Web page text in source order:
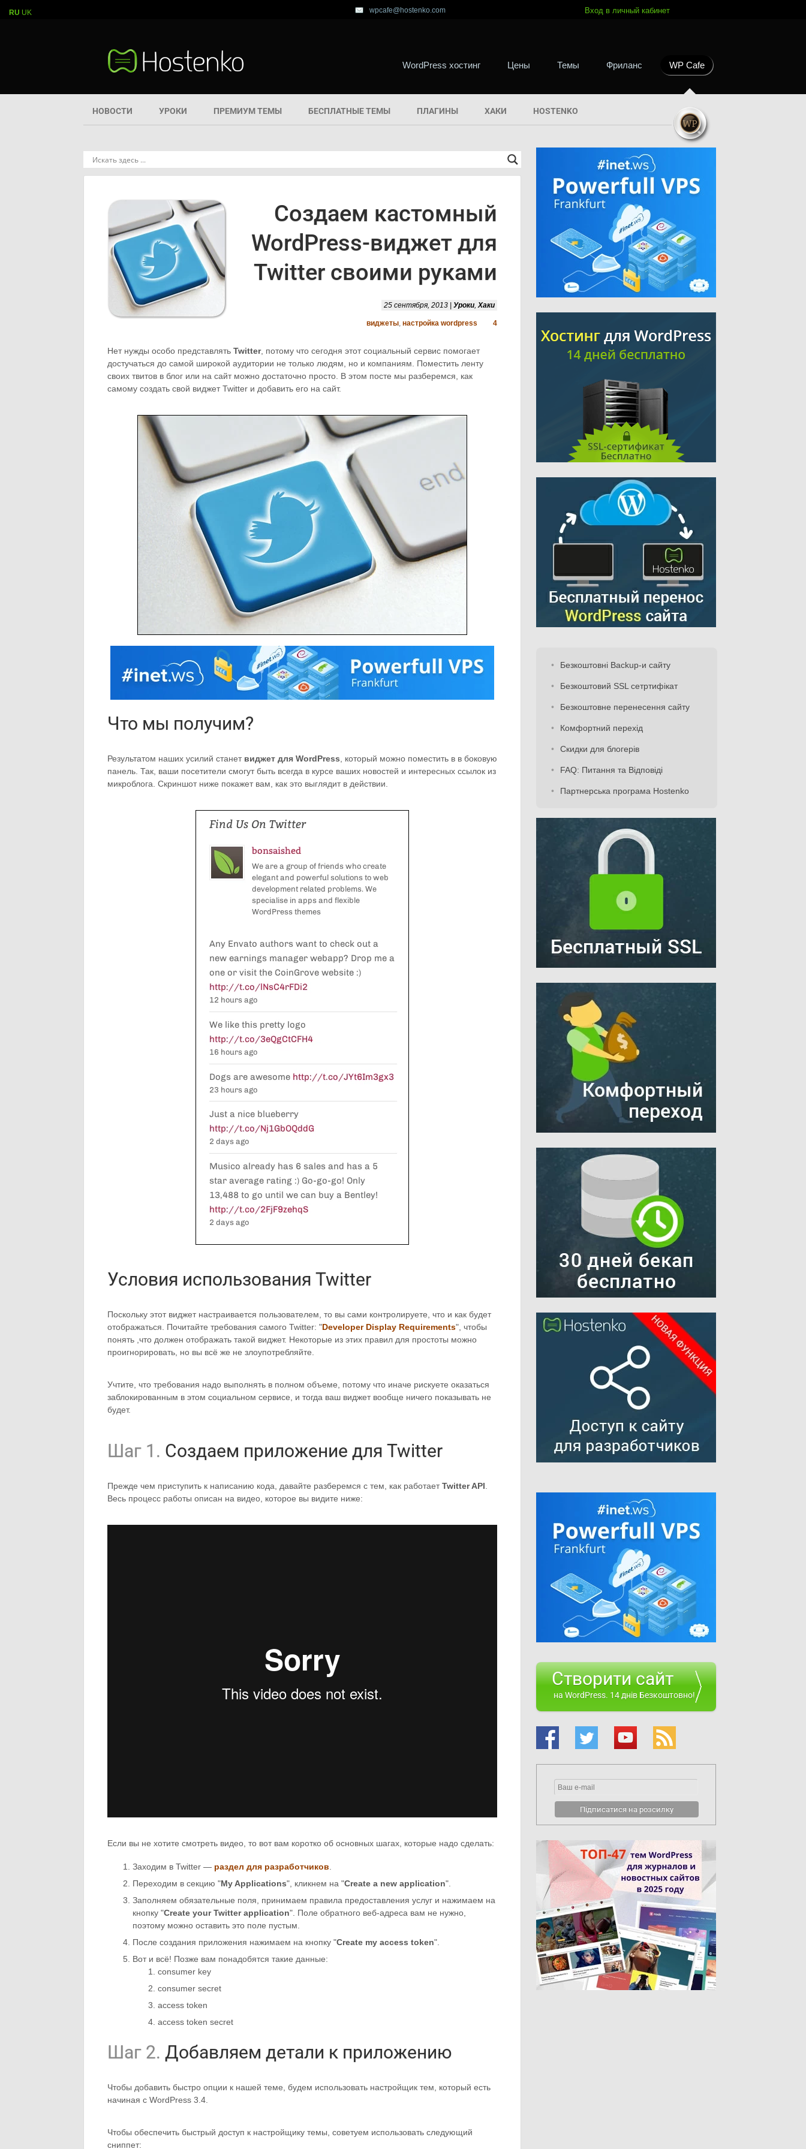
wpcafe@hostenko.com Вход в личный кабинет
WordPress хостинг Цены Темы Фриланс WP Cafe
НОВОСТИ УРОКИ ПРЕМИУМ ТЕМЫ БЕСПЛАТНЫЕ ТЕМЫ ПЛАГИНЫ ХАКИ HOSTENKO
Создаем кастомный
WordPress-виджет для
Twitter своими руками
25 сентября, 2013 | Уроки,Хаки
виджеты, настройка wordpress 4
Нет нужды особо представлять Twitter, потому что сегодня этот социальный сервис помогает
достучаться до самой широкой аудитории не только людям, но и компаниям. Поместить ленту
своих твитов в блог или на сайт можно достаточно просто. В этом посте мы разберемся, как
самому создать свой виджет Twitter и добавить его на сайт.
Что мы получим?
Результатом наших усилий станет виджет для WordPress , который можно поместить в в боковую
панель. Так, ваши посетители смогут быть всегда в курсе ваших новостей и интересных ссылок из
микроблога. Скриншот ниже покажет вам, как это выглядит в действии.
Условия использования Twitter
Поскольку этот виджет настраивается пользователем, то вы сами контролируете, что и как будет
отображаться. Почитайте требования самого Twitter: "Developer Display Requirements", чтобы
понять ,что должен отображать такой виджет. Некоторые из этих правил для простоты можно
проигнорировать, но вы всё же не злоупотребляйте.
Учтите, что требования надо выполнять в полном объеме, потому что иначе рискуете оказаться
заблокированным в этом социальном сервисе, и тогда ваш виджет вообще ничего показывать не
будет.
Шаг 1. Создаем приложение для Twitter
Прежде чем приступить к написанию кода, давайте разберемся с тем, как работаетTwitter API
Весь процесс работы описан на видео, которое вы видите ниже:
Если вы не хотите смотреть видео, то вот вам коротко об основных шагах, которые надо сделать:
Заходим в Twitter — раздел для разработчиков
Переходим в секцию "My Applications", кликнем на "Create a new application".
Заполняем обязательные поля, принимаем правила предоставления услуг и нажимаем на
кнопку "Create your Twitter application". Поле обратного веб-адреса вам не нужно,
поэтому можно оставить это поле пустым.
После создания приложения нажимаем на кнопку "Create my access token".
Вот и всё! Позже вам понадобятся такие данные:
consumer key
consumer secret
access token
access token secret
Шаг 2. Добавляем детали к приложению
Чтобы добавить быстро опции к нашей теме, будем использовать настройщик тем, который есть
начиная с WordPress 3.4.
Чтобы обеспечить быстрый доступ к настройщику темы, советуем использовать следующий
сниппет:
Безкоштовні Backup-и сайту
Безкоштовий SSL сетртифікат
Безкоштовне перенесення сайту
Комфортний перехід
Скидки для блогерів
FAQ: Питання та Відповіді
Партнерська програма Hostenko
Створити сайт
на WordPress. 14 днів Безкоштовно!
RU UK